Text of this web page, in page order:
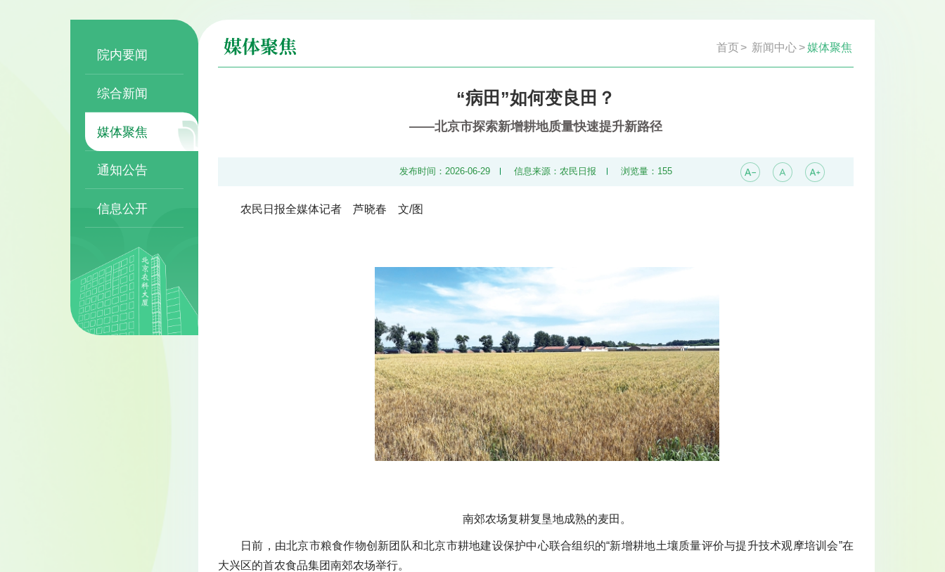
院内要闻
综合新闻
媒体聚焦
通知公告
信息公开
首页> 新闻中心 >媒体聚焦
媒体聚焦
“病田”如何变良田？
——北京市探索新增耕地质量快速提升新路径
发布时间：2026-06-29 信息来源：农民日报 浏览量： 155
农民日报全媒体记者 芦晓春 文/图
南郊农场复耕复垦地成熟的麦田。
日前，由北京市粮食作物创新团队和北京市耕地建设保护中心联合组织的“新增耕地土壤质量评价与提升技术观摩培训会”在
大兴区的首农食品集团南郊农场举行。